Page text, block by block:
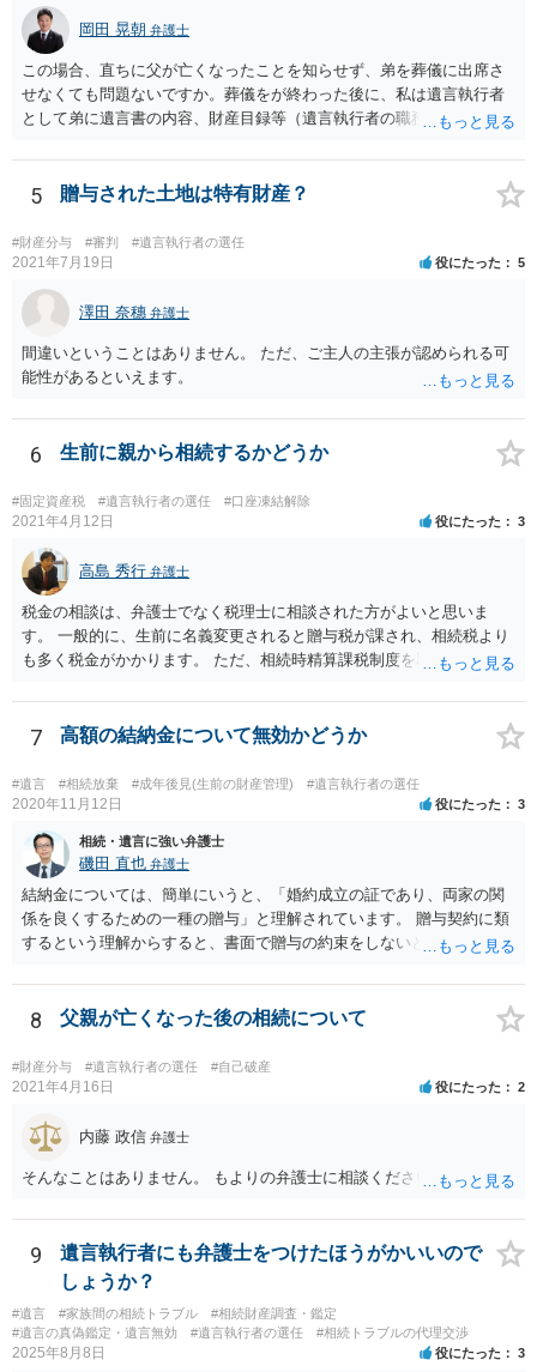
岡田 晃朝 弁護士
この場合、直ちに父が亡くなったことを知らせず、弟を葬儀に出席さ
せなくても問題ないですか。葬儀をが終わった後に、私は遺言執行者
として弟に遺言書の内容、財産目録等（遺言執行者の職務）を知らせ
るかは喪主の自由です。 呼ばなくてもかまいません。 そもそも、そう
いう法律関係にありません。 遺言の内容と遺産の総額の通知、公正証
で、対応しましょう。 そのあとは遺留分の請求などがあればそれへの
対応となるでしょう。
5 贈与された土地は特有財産？
#財産分与 #審判 #遺言執行者の選任
2021年7月19日 役にたった 5
澤田 奈穗 弁護士
間違いということはありません。 ただ、ご主人の主張が認められる可
能性があるといえます。
6 生前に親から相続するかどうか
#固定資産税 #遺言執行者の選任 #口座凍結解除
2021年4月12日 役にたった 3
高島 秀行 弁護士
税金の相談は、弁護士でなく税理士に相談された方がよいと思いま
す。 一般的に、生前に名義変更されると贈与税が課され、相続税より
も多く税金がかかります。 ただ、相続時精算課税制度を取れば、実質
ういう場合にどれくらい税金がかかるか計算してもらって どういう方
針を取るか決められたらよいと思います。
7 高額の結納金について無効かどうか
#遺言 #相続放棄 #成年後見(生前の財産管理) #遺言執行者の選任
2020年11月12日 役にたった 3
相続・遺言に強い弁護士
磯田 直也 弁護士
結納金については、簡単にいうと、「婚約成立の証であり、両家の関
係を良くするための一種の贈与」と理解されています。 贈与契約に類
するという理解からすると、書面で贈与の約束をしないと相手方は支
ことは困難です。 くれぐれも今後お気をつけください。 弁護士に対応
を依頼されるのも悪くはありませんが、感情的な理由が強いと思いま
8 父親が亡くなった後の相続について
#財産分与 #遺言執行者の選任 #自己破産
2021年4月16日 役にたった 2
内藤 政信 弁護士
そんなことはありません。 もよりの弁護士に相談ください。
9
遺言執行者にも弁護士をつけたほうがかいいので
しょうか？
#遺言 #家族間の相続トラブル
#相続財産調査・鑑定
#遺言の真偽鑑定・遺言無効
#遺言執行者の選任 #相続トラブルの代理交渉
2025年8月8日 役にたった 3